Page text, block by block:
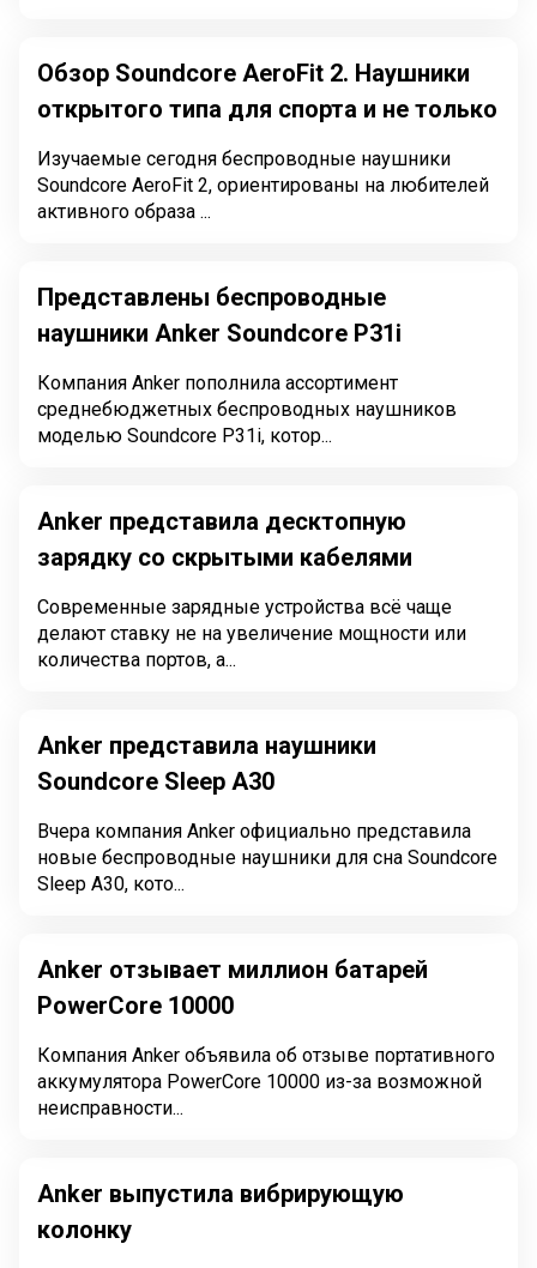
Обзор Soundcore AeroFit 2. Наушники
открытого типа для спорта и не только
Изучаемые сегодня беспроводные наушники
Soundcore AeroFit 2, ориентированы на любителей
активного образа ...
Представлены беспроводные
наушники Anker Soundcore P31i
Компания Anker пополнила ассортимент
среднебюджетных беспроводных наушников
моделью Soundcore P31i, котор...
Anker представила десктопную
зарядку со скрытыми кабелями
Современные зарядные устройства всё чаще
делают ставку не на увеличение мощности или
количества портов, а...
Anker представила наушники
Soundcore Sleep A30
Вчера компания Anker официально представила
новые беспроводные наушники для сна Soundcore
Sleep A30, кото...
Anker отзывает миллион батарей
PowerCore 10000
Компания Anker объявила об отзыве портативного
аккумулятора PowerCore 10000 из-за возможной
неисправности...
Anker выпустила вибрирующую
колонку